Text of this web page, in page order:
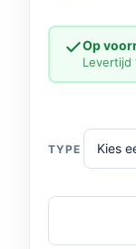
Op
Levertijd
TYPE